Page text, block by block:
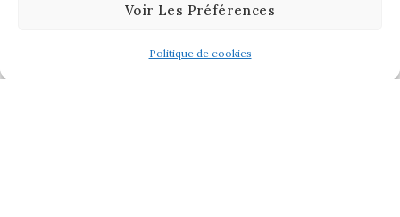
Voir Les Préférences
Politique de cookies